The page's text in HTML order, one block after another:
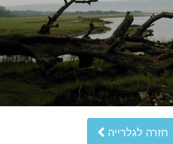
חזרה לגלרייה